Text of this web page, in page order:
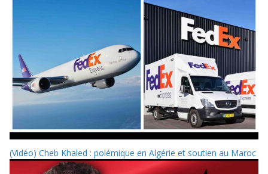
(Vidéo) Cheb Khaled : polémique en Algérie et soutien au Maroc